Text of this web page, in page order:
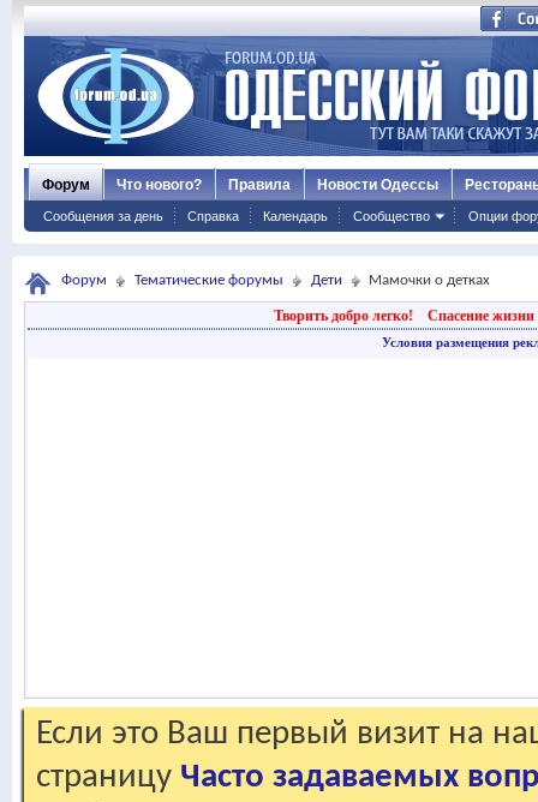
Форум
Сообщения за день Справка Календарь Сообщество Опции
Что нового? Правила Новости Одессы
Форум Тематические форумы Дети Мамочки о детках
Творить добро легко! Спасение жизни
Условия размещения
Если это Ваш первый визит на
страницу Часто задаваемых